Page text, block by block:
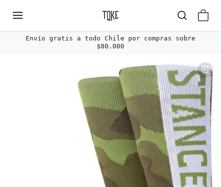
Envío gratis a todo Chile por compras sobre
$80.000